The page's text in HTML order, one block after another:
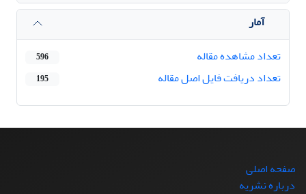
آمار
تعداد مشاهده مقاله
596
تعداد دریافت فایل اصل مقاله 195
صفحه اصلی
درباره نشریه